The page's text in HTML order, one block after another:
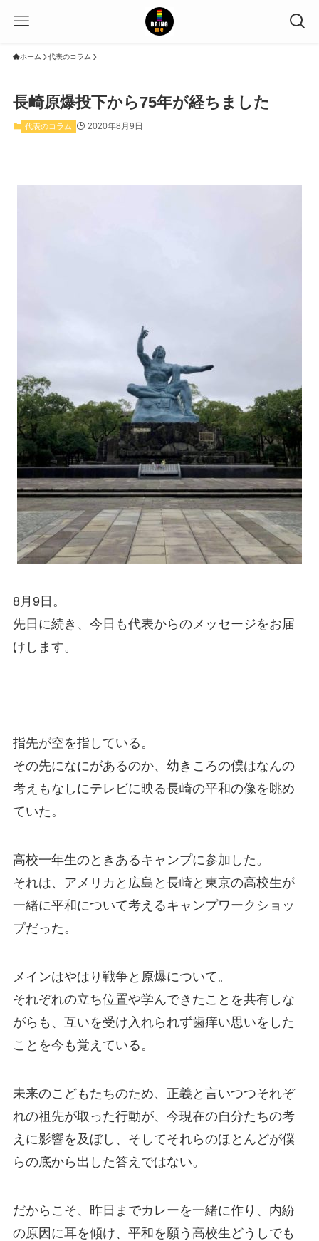
ホーム 代表のコラム
長崎原爆投下から75年が経ちました
代表のコラム 2020年8月9日
8月9日。
先日に続き、今日も代表からのメッセージをお届
けします。
指先が空を指している。
その先になにがあるのか、幼きころの僕はなんの
考えもなしにテレビに映る長崎の平和の像を眺め
ていた。
高校一年生のときあるキャンプに参加した。
それは、アメリカと広島と長崎と東京の高校生が
一緒に平和について考えるキャンプワークショッ
プだった。
メインはやはり戦争と原爆について。
それぞれの立ち位置や学んできたことを共有しな
がらも、互いを受け入れられず歯痒い思いをした
ことを今も覚えている。
未来のこどもたちのため、正義と言いつつそれぞ
れの祖先が取った行動が、今現在の自分たちの考
えに影響を及ぼし、そしてそれらのほとんどが僕
らの底から出した答えではない。
だからこそ、昨日までカレーを一緒に作り、内紛
の原因に耳を傾け、平和を願う高校生どうしでも